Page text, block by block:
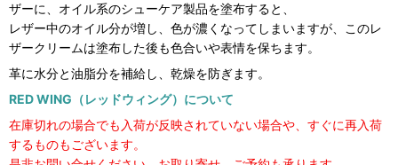
ザーに、オイル系のシューケア製品を塗布すると、
レザー中のオイル分が増し、色が濃くなってしまいますが、このレ
ザークリームは塗布した後も色合いや表情を保ちます。
革に水分と油脂分を補給し、乾燥を防ぎます。
RED WING（レッドウィング）について
在庫切れの場合でも入荷が反映されていない場合や、すぐに再入荷
するものもございます。